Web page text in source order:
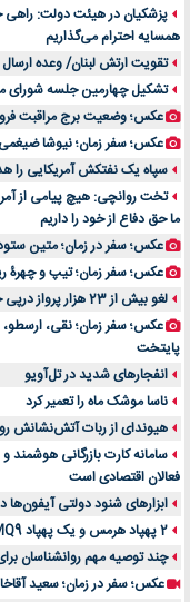
اهمیت انتخاب بهترین وکیل
لیفتراک صفر؛ راهنمای جامع
راهنمای جامع بهترین کفش ورزشی
پزشکیان در هیئت دولت: راهی
همسایه احترام می‌گذاریم
تقویت ارتش لبنان/ وعده ارسال
تشکیل چهارمین جلسه شورای
عکس؛ وضعیت برج مراقبت
عکس؛ سفر زمان؛ نیوشا ضیغمی 36 ساله با لباس عروس در پشت‌صحنه ما خیلی باحالیم
سپاه یک نفتکش آمریکایی را
تخت روانچی: هیچ پیامی از
ما حق دفاع از خود را داریم
عکس؛ سفر در زمان؛ متین
عکس؛ سفر زمان؛ تیپ و چهرۀ
لغو بیش از 23 هزار پرواز درپی جنگ آمریکا و اسرائیل علیه ایران
عکس؛ سفر زمان؛ نقی،
پایتخت
انفجارهای شدید در تل‌آویو
ناسا موشک ماه را تعمیر کرد
هیوندای از ربات آتش‌نشانش
سامانه کارت بازرگانی
فعالان اقتصادی است
ابزارهای شنود دولتی
2 پهپاد هرمس و یک پهپاد MQ9 در اصفهان منهدم شد
چند توصیه مهم روانشناسان
عکس؛ سفر در زمان؛ سعید